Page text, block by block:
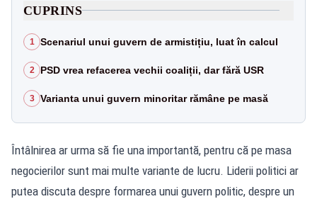
CUPRINS
1 Scenariul unui guvern de armistițiu, luat în calcul
2 PSD vrea refacerea vechii coaliții, dar fără USR
3 Varianta unui guvern minoritar rămâne pe masă
Întâlnirea ar urma să fie una importantă, pentru că pe masa
negocierilor sunt mai multe variante de lucru. Liderii politici ar
putea discuta despre formarea unui guvern politic, despre un